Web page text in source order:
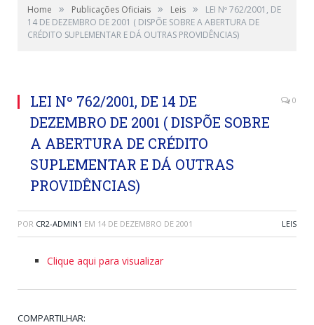
Home » Publicações Oficiais » Leis »
LEI Nº 762/2001, DE
14 DE DEZEMBRO DE 2001 ( DISPÕE SOBRE A ABERTURA DE
CRÉDITO SUPLEMENTAR E DÁ OUTRAS PROVIDÊNCIAS)
LEI Nº 762/2001, DE 14 DE
DEZEMBRO DE 2001 ( DISPÕE SOBRE
A ABERTURA DE CRÉDITO
SUPLEMENTAR E DÁ OUTRAS
PROVIDÊNCIAS)
0
POR CR2-ADMIN1 EM 14 DE DEZEMBRO DE 2001 LEIS
Clique aqui para visualizar
COMPARTILHAR: